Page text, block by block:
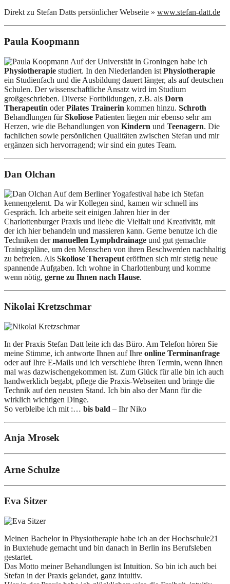
Direkt zu Stefan Datts persönlicher Webseite » www.stefan-datt.de
Paula Koopmann
Auf der Universität in Groningen habe ich
Physiotherapie studiert. In den Niederlanden ist Physiotherapie
ein Studienfach und die Ausbildung dauert länger, als auf deutschen
Schulen. Der wissenschaftliche Ansatz wird im Studium
großgeschrieben. Diverse Fortbildungen, z.B. als Dorn
Therapeutin oderPilates Trainerin kommen hinzu. Schroth
Behandlungen fürSkoliose Patienten liegen mir ebenso sehr am
Herzen, wie die Behandlungen von Kindern und Teenagern. Die
fachlichen sowie persönlichen Qualitäten zwischen Stefan und mir
ergänzen sich hervorragend; wir sind ein gutes Team.
Dan Olchan
Auf dem Berliner Yogafestival habe ich Stefan
kennengelernt. Da wir Kollegen sind, kamen wir schnell ins
Gespräch. Ich arbeite seit einigen Jahren hier in der
Charlottenburger Praxis und liebe die Vielfalt und Kreativität, mit
der ich hier behandeln und massieren kann. Gerne benutze ich die
Techniken dermanuellen Lymphdrainage und gut gemachte
Trainigspläne, um den Menschen von ihren Beschwerden nachhaltig
zu befreien. Als Skoliose Therapeut eröffnen sich mir stetig neue
spannende Aufgaben. Ich wohne in Charlottenburg und komme
wenn nötig, gerne zu Ihnen nach Hause.
Nikolai Kretzschmar
In der Praxis Stefan Datt leite ich das Büro. Am Telefon hören Sie
meine Stimme, ich antworte Ihnen auf Ihre online Terminanfrage
oder auf Ihre E-Mails und ich verschiebe Ihren Termin, wenn Ihnen
mal was dazwischengekommen ist. Zum Glück für alle bin ich auch
handwerklich begabt, pflege die Praxis-Webseiten und bringe die
Technik auf den neusten Stand. Ich bin also der Mann für die
wirklich wichtigen Dinge.
So verbleibe ich mit :… bis bald – Ihr Niko
Anja Mrosek
Arne Schulze
Eva Sitzer
Meinen Bachelor in Physiotherapie habe ich an der Hochschule21
in Buxtehude gemacht und bin danach in Berlin ins Berufsleben
gestartet.
Das Motto meiner Behandlungen ist Intuition. So bin ich auch bei
Stefan in der Praxis gelandet, ganz intuitiv.